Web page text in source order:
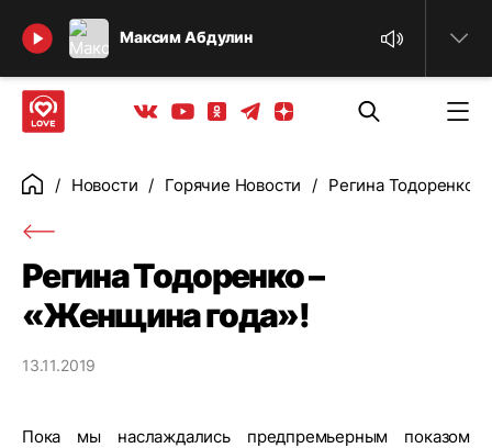
Максим Абдулин
Найти
Вконтакте
YoutubeОдноклассники
ТелеграмЯндекс дзен
ГлавнаяНовости Горячие Новости Регина Тодоренко
Регина Тодоренко –
«Женщина года»!
13.11.2019
Пока мы наслаждались предпремьерным показом